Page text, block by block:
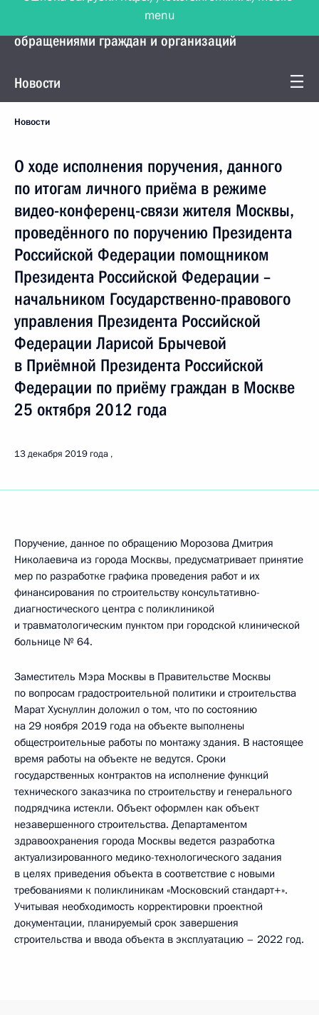
Управление Президента по работе с
обращениями граждан и организаций
Новости
Новости
О ходе исполнения поручения, данного
по итогам личного приёма в режиме
видео-конференц-связи жителя Москвы,
проведённого по поручению Президента
Российской Федерации помощником
Президента Российской Федерации –
начальником Государственно-правового
управления Президента Российской
Федерации Ларисой Брычевой
в Приёмной Президента Российской
Федерации по приёму граждан в Москве
25 октября 2012 года
13 декабря 2019 года
Поручение, данное по обращению Морозова Дмитрия
Николаевича из города Москвы, предусматривает принятие
мер по разработке графика проведения работ и их
финансирования по строительству консультативно-
диагностического центра с поликлиникой
и травматологическим пунктом при городской клинической
больнице № 64.
Заместитель Мэра Москвы в Правительстве Москвы
по вопросам градостроительной политики и строительства
Марат Хуснуллин доложил о том, что по состоянию
на 29 ноября 2019 года на объекте выполнены
общестроительные работы по монтажу здания. В настоящее
время работы на объекте не ведутся. Сроки
государственных контрактов на исполнение функций
технического заказчика по строительству и генерального
подрядчика истекли. Объект оформлен как объект
незавершенного строительства. Департаментом
здравоохранения города Москвы ведется разработка
актуализированного медико-технологического задания
в целях приведения объекта в соответствие с новыми
требованиями к поликлиникам «Московский стандарт+».
Учитывая необходимость корректировки проектной
документации, планируемый срок завершения
строительства и ввода объекта в эксплуатацию – 2022 год.
menu